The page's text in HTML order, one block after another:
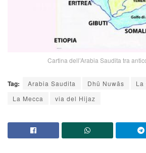
Cartina dell’Arabia Saudita tra
Tag: Arabia Saudita Dhū Nuwās
La
La Mecca
via del Hijaz